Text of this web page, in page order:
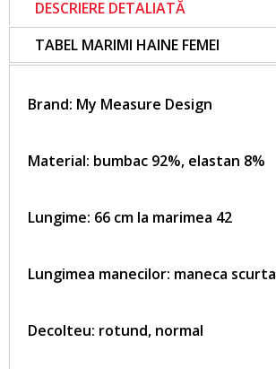
DESCRIERE DETALIATĂ
TABEL MARIMI HAINE FEMEI
Brand: My Measure Design
Material: bumbac 92%, elastan 8%
Lungime: 66 cm la marimea 42
Lungimea manecilor: maneca scurta
Decolteu: rotund, normal